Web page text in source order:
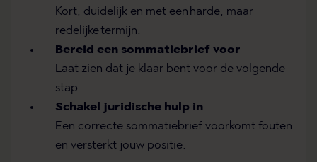
Kort, duidelijk en met een harde, maar
redelijke termijn.
Bereid een sommatiebrief voor
Laat zien dat je klaar bent voor de volgende
stap.
Schakel juridische hulp in
Een correcte sommatiebrief voorkomt fouten
en versterkt jouw positie.